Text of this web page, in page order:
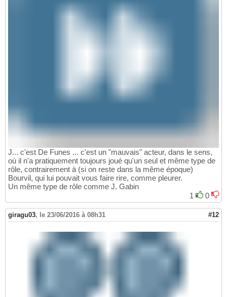
J... c'est De Funes ... c'est un "mauvais" acteur, dans le sens,
où il n'a pratiquement toujours joué qu'un seul et même type de
rôle, contrairement à (si on reste dans la même époque)
Bourvil, qui lui pouvait vous faire rire, comme pleurer.
Un même type de rôle comme J. Gabin
1
0
giragu03, le 23/06/2016 à 08h31 #12